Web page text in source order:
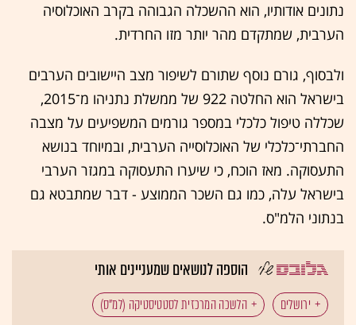
נתונים אודותיו, הוא ההשכלה הגבוהה בקרב האוכלוסיה
הערבית, שמתקדם מהר יותר מזו החרדית.
ולבסוף, גורם נוסף שתורם לשיפור מצב היישובים הערבים
בישראל הוא החלטה 922 של ממשלת נתניהו מ־2015,
שכללה טיפול כלכלי במספר גורמים המשפיעים על מצבה
החברתי־כלכלי של האוכלוסייה הערבית, ובמיוחד בנושא
התעסוקה. מאז הוכח, כי שיערו התעסוקה במגזר הערבי
בישראל עלה, כמו גם השכר הממוצע - דבר שמתבטא גם
בנתוני הלמ"ס.
הוספה לנושאים שמעניינים אותי
ירושלים הלשכה המרכזית לסטטיסטיקה (למ"ס)